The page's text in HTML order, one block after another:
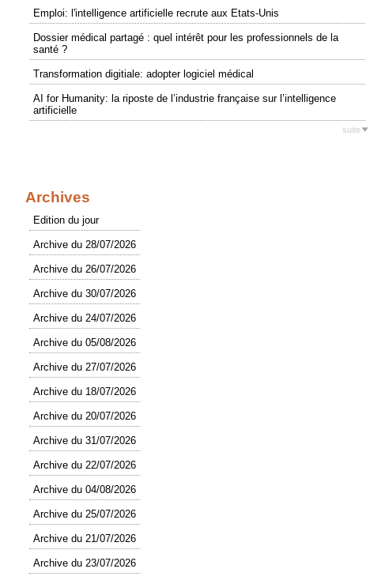
Emploi: l'intelligence artificielle recrute aux Etats-Unis
Dossier médical partagé : quel intérêt pour les professionnels de la
santé ?
Transformation digitiale: adopter logiciel médical
AI for Humanity: la riposte de l’industrie française sur l’intelligence
artificielle
suite
Archives
Edition du jour
Archive du 28/07/2026
Archive du 26/07/2026
Archive du 30/07/2026
Archive du 24/07/2026
Archive du 05/08/2026
Archive du 27/07/2026
Archive du 18/07/2026
Archive du 20/07/2026
Archive du 31/07/2026
Archive du 22/07/2026
Archive du 04/08/2026
Archive du 25/07/2026
Archive du 21/07/2026
Archive du 23/07/2026